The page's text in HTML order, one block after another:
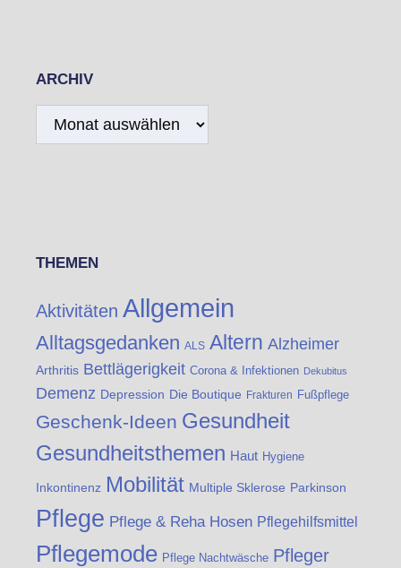
ARCHIV
Archiv
THEMEN
Aktivitäten Allgemein
Alltagsgedanken ALS Altern Alzheimer
Arthritis Bettlägerigkeit Corona & Infektionen Dekubitus
Demenz Depression Die Boutique Frakturen Fußpflege
Geschenk-Ideen Gesundheit
Gesundheitsthemen Haut Hygiene
Inkontinenz Mobilität Multiple Sklerose Parkinson
Pflege Pflege & Reha Hosen Pflegehilfsmittel
Pflegemode Pflege Nachtwäsche Pfleger